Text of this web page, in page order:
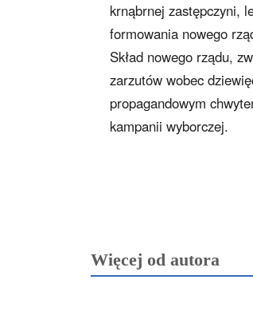
krnąbrnej zastępczyni,
formowania nowego
Skład nowego rządu,
zarzutów wobec
propagandowym
kampanii wyborczej.
Więcej od autora